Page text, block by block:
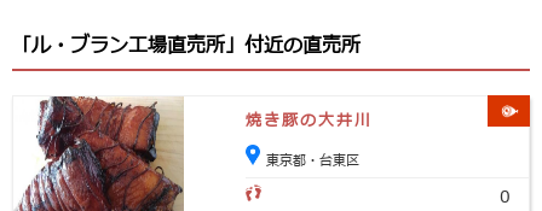
「ル・ブラン工場直売所」付近の直売所
焼き豚の大井川
東京都・台東区
0